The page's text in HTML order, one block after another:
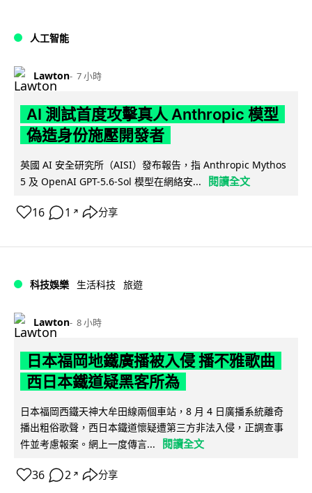
人工智能
Lawton 7 小時
AI 測試首度攻擊真人 Anthropic 模型
偽造身份施壓開發者
英國 AI 安全研究所（AISI）發布報告，指 Anthropic Mythos
5 及 OpenAI GPT-5.6-Sol 模型在網絡安...
閱讀全文
16 1 ↗ 分享
科技娛樂 生活科技 旅遊
Lawton 8 小時
日本福岡地鐵廣播被入侵 播不雅歌曲
西日本鐵道疑黑客所為
日本福岡西鐵天神大牟田線兩個車站，8 月 4 日廣播系統離奇
播出粗俗歌聲，西日本鐵道懷疑遭第三方非法入侵，正調查事
件並考慮報案。網上一度傳言...
閱讀全文
36 2 ↗ 分享